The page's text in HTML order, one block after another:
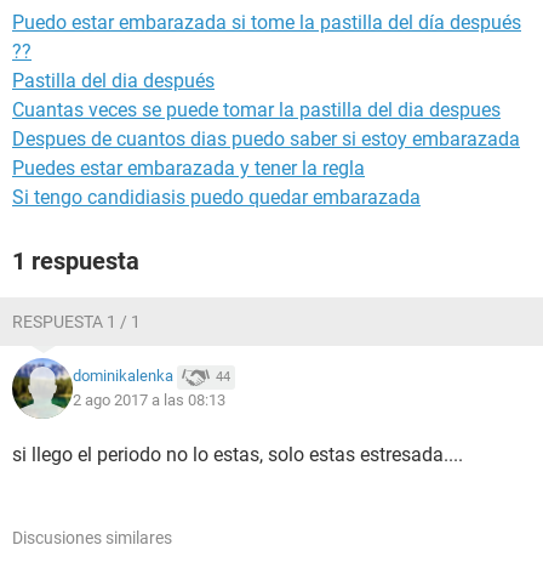
Puedo estar embarazada si tome la pastilla del día después
??
Pastilla del dia después
Cuantas veces se puede tomar la pastilla del dia despues
Despues de cuantos dias puedo saber si estoy embarazada
Puedes estar embarazada y tener la regla
Si tengo candidiasis puedo quedar embarazada
1 respuesta
RESPUESTA 1 / 1
dominikalenka 44
2 ago 2017 a las 08:13
si llego el periodo no lo estas, solo estas estresada....
Discusiones similares